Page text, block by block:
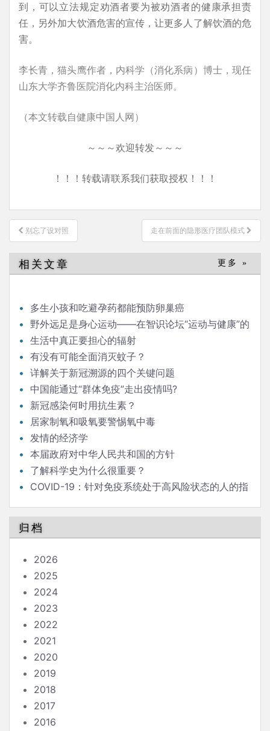
到，可以立法规定劝酒者要为被劝酒者的健康承担责
任，另外加大饮酒危害的宣传，让更多人了解饮酒的危
害。
李长青，猫头鹰作者，内科学（消化系病）博士，现任
山东大学齐鲁医院消化内科主治医师。
（本文转载自健康中国人网）
～～～欢迎转发～～～
！！！转载请联系我们获取授权！！！
文
章
导
航
别忘了设对照 走在前面的隐形医疗团队模式
相关文章 更多 »
多生小孩和吃避孕药都能预防卵巢癌
野外远足是身心运动——在智识论坛“运动与健康”的
发言生活中真正要担心的辐射
有没有可能全面消灭蚊子？
详解关于新冠溯源的四个关键问题
中国能通过“群体免疫”走出疫情吗?
新冠感染何时用抗生素？
居家制氧和吸氧要警惕氧中毒
发情的经济学
本届政府对中华人民共和国的方针
了解科学史为什么很重要？
COVID-19：针对免疫系统处于高风险状态的人的指
归档
2026
2025
2024
2023
2022
2021
2020
2019
2018
2017
2016